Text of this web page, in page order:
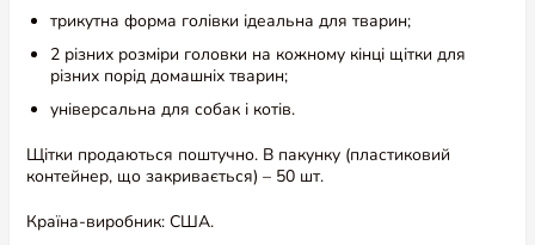
трикутна форма голівки ідеальна для тварин;
2 різних розміри головки на кожному кінці щітки для
різних порід домашніх тварин;
універсальна для собак і котів.
Щітки продаються поштучно. В пакунку (пластиковий
контейнер, що закривається) – 50 шт.
Країна-виробник: США.
Відгуки та питання
Відгуки (1) Питання (0)
5,0